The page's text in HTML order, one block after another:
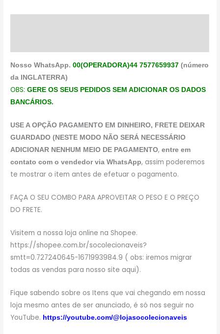
Nosso WhatsApp.00(OPERADORA)44 7577659937 (número
da INGLATERRA)
OBS:GERE OS SEUS PEDIDOS SEM ADICIONAR OS DADOS
BANCÁRIOS.
USE A OPÇÃO PAGAMENTO EM DINHEIRO, FRETE DEIXAR
GUARDADO (NESTE MODO NÃO SERÁ NECESSÁRIO
ADICIONAR NENHUM MEIO DE PAGAMENTO,entre em
contato com o vendedor via WhatsApp, assim poderemos
te mostrar o item antes de efetuar o pagamento.
FAÇA O SEU COMBO PARA APROVEITAR O PESO E O PREÇO
DO FRETE.
Visitem a nossa loja online na Shopee.
https://shopee.com.br/socolecionaveis?
smtt=0.727240645-1671993984.9 ( obs: iremos migrar
todas as vendas para nosso site aqui).
Fique sabendo sobre os Itens que vai chegando em nossa
loja mesmo antes de ser anunciado, é só nos seguir no
YouTube. https://youtube.com/@lojasocolecionaveis